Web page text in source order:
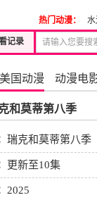
记录
热门动漫：
美国动漫 动漫电
和莫蒂第八季
瑞克和莫蒂第八季
更新至10集
2025